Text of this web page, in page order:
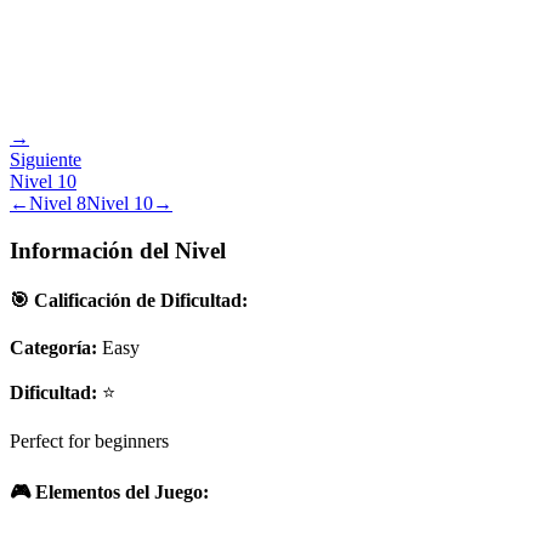
→
Siguiente
Nivel 10
←Nivel 8Nivel 10→
Información del Nivel
🎯 Calificación de Dificultad:
Categoría: Easy
Dificultad: ⭐
Perfect for beginners
🎮 Elementos del Juego: